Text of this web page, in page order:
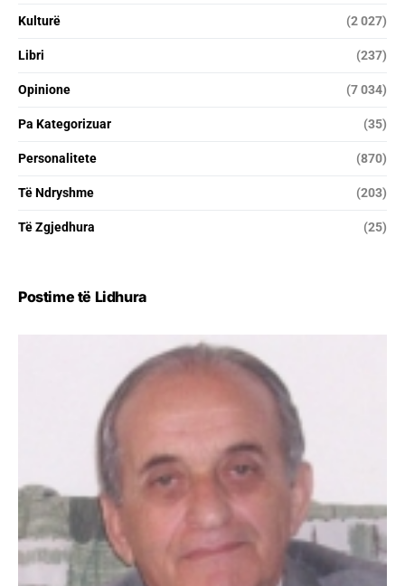
Kulturë (2 027)
Libri (237)
Opinione (7 034)
Pa Kategorizuar (35)
Personalitete (870)
Të Ndryshme (203)
Të Zgjedhura (25)
Postime të Lidhura